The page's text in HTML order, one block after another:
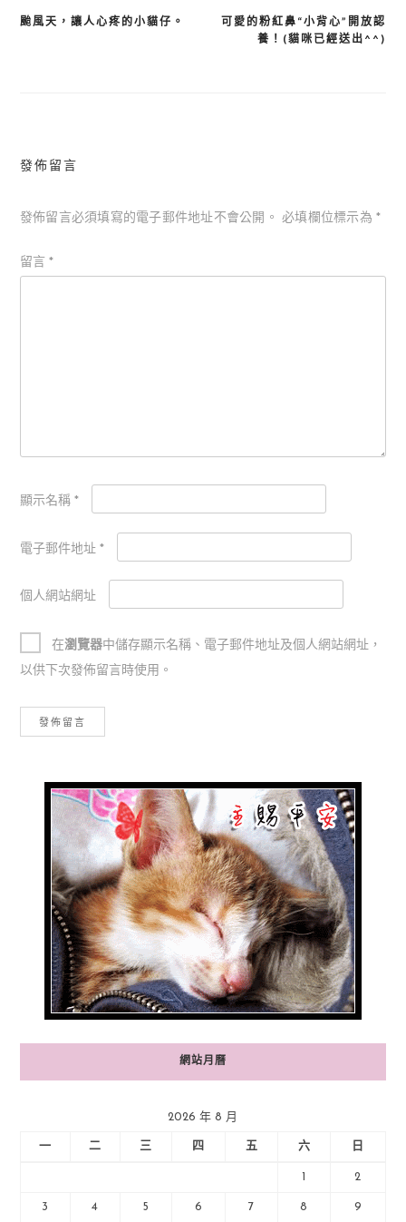
文
可愛的粉紅鼻“小背心”開放認
養！(貓咪已經送出^^)
颱風天，讓人心疼的小貓仔。
發佈留言
發佈留言必須填寫的電子郵件地址不會公開。 必填欄位標示為*
留言 *
顯示名稱 *
電子郵件地址 *
個人網站網址
在瀏覽器中儲存顯示名稱、電子郵件地址及個人網站網址，
以供下次發佈留言時使用。
網站月曆
2026 年 8 月
一 二 三 四 五 六 日
2
3 4 5 6 7 8 9